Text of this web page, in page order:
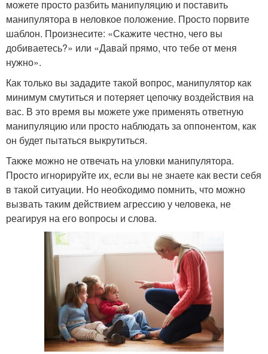
можете просто разбить манипуляцию и поставить
манипулятора в неловкое положение. Просто порвите
шаблон. Произнесите: «Скажите честно, чего вы
добиваетесь?» или «Давай прямо, что тебе от меня
нужно».
Как только вы зададите такой вопрос, манипулятор как
минимум смутиться и потеряет цепочку воздействия на
вас. В это время вы можете уже применять ответную
манипуляцию или просто наблюдать за оппонентом, как
он будет пытаться выкрутиться.
Также можно не отвечать на уловки манипулятора.
Просто игнорируйте их, если вы не знаете как вести себя
в такой ситуации. Но необходимо помнить, что можно
вызвать таким действием агрессию у человека, не
реагируя на его вопросы и слова.